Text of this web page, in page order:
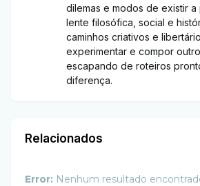
dilemas e modos de existir a
lente filosófica, social e
caminhos criativos e
experimentar e compor
escapando de roteiros
diferença.
Relacionados
Error: Nenhum resultado